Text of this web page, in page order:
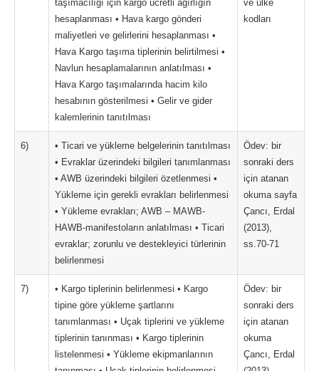
taşımacılığı için kargo ücretli ağırlığın
hesaplanması • Hava kargo gönderi
maliyetleri ve gelirlerini hesaplanması •
Hava Kargo taşıma tiplerinin belirtilmesi •
Navlun hesaplamalarının anlatılması •
Hava Kargo taşımalarında hacim kilo
hesabının gösterilmesi • Gelir ve gider
kalemlerinin tanıtılması
ve ülke
kodları
6)
• Ticari ve yükleme belgelerinin tanıtılması
• Evraklar üzerindeki bilgileri tanımlanması
• AWB üzerindeki bilgileri özetlenmesi •
Yükleme için gerekli evrakları belirlenmesi
• Yükleme evrakları; AWB – MAWB-
HAWB-manifestoların anlatılması • Ticari
evraklar; zorunlu ve destekleyici türlerinin
belirlenmesi
Ödev: bir
sonraki ders
için atanan
okuma sayfa
Çancı, Erdal
(2013),
ss.70-71
7)
• Kargo tiplerinin belirlenmesi • Kargo
tipine göre yükleme şartlarını
tanımlanması • Uçak tiplerini ve yükleme
tiplerinin tanınması • Kargo tiplerinin
listelenmesi • Yükleme ekipmanlarının
Ödev: bir
sonraki ders
için atanan
okuma
Çancı, Erdal